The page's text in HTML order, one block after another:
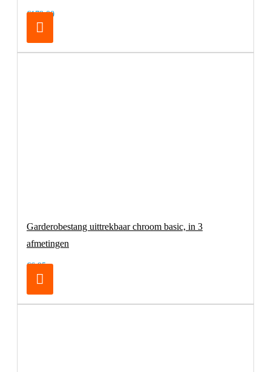
€179,00
Garderobestang uittrekbaar chroom basic, in 3
afmetingen
€6,95